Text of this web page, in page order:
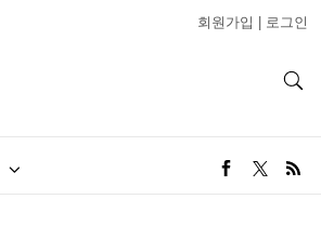
회원가입 로그인